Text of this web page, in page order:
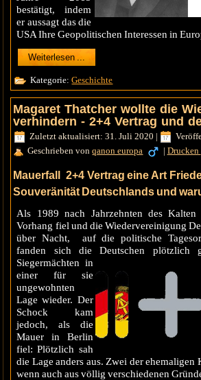
bestätigt, indem
er aussagt das die
USA Ihre Geopolitischen Interessen in
Weiterlesen ...
Kategorie:Geschichte
Magaret Thatcher wollte die
verhindern - 2+4 Vertrag und
Zuletzt aktualisiert: 31. Juli 2020 |
Geschrieben vonqanon europa | Drucken
Mauerfall 2+4 Vertrag eine Art
Souveränität Deutschlands und
Als 1989 nach Jahrzehnten des Kalten
Vorhang fiel und die Wiedervereinigung
über Nacht, auf die politische
fanden sich die Deutschen plötzlich
Siegermächten in
einer für sie
ungewohnten
Lage wieder. Der
Schock kam
jedoch, als die
Mauer in Berlin
fiel: Plötzlich sah
die Lage anders aus. Zwei der ehemaligen
wenn auch aus völlig verschiedenen